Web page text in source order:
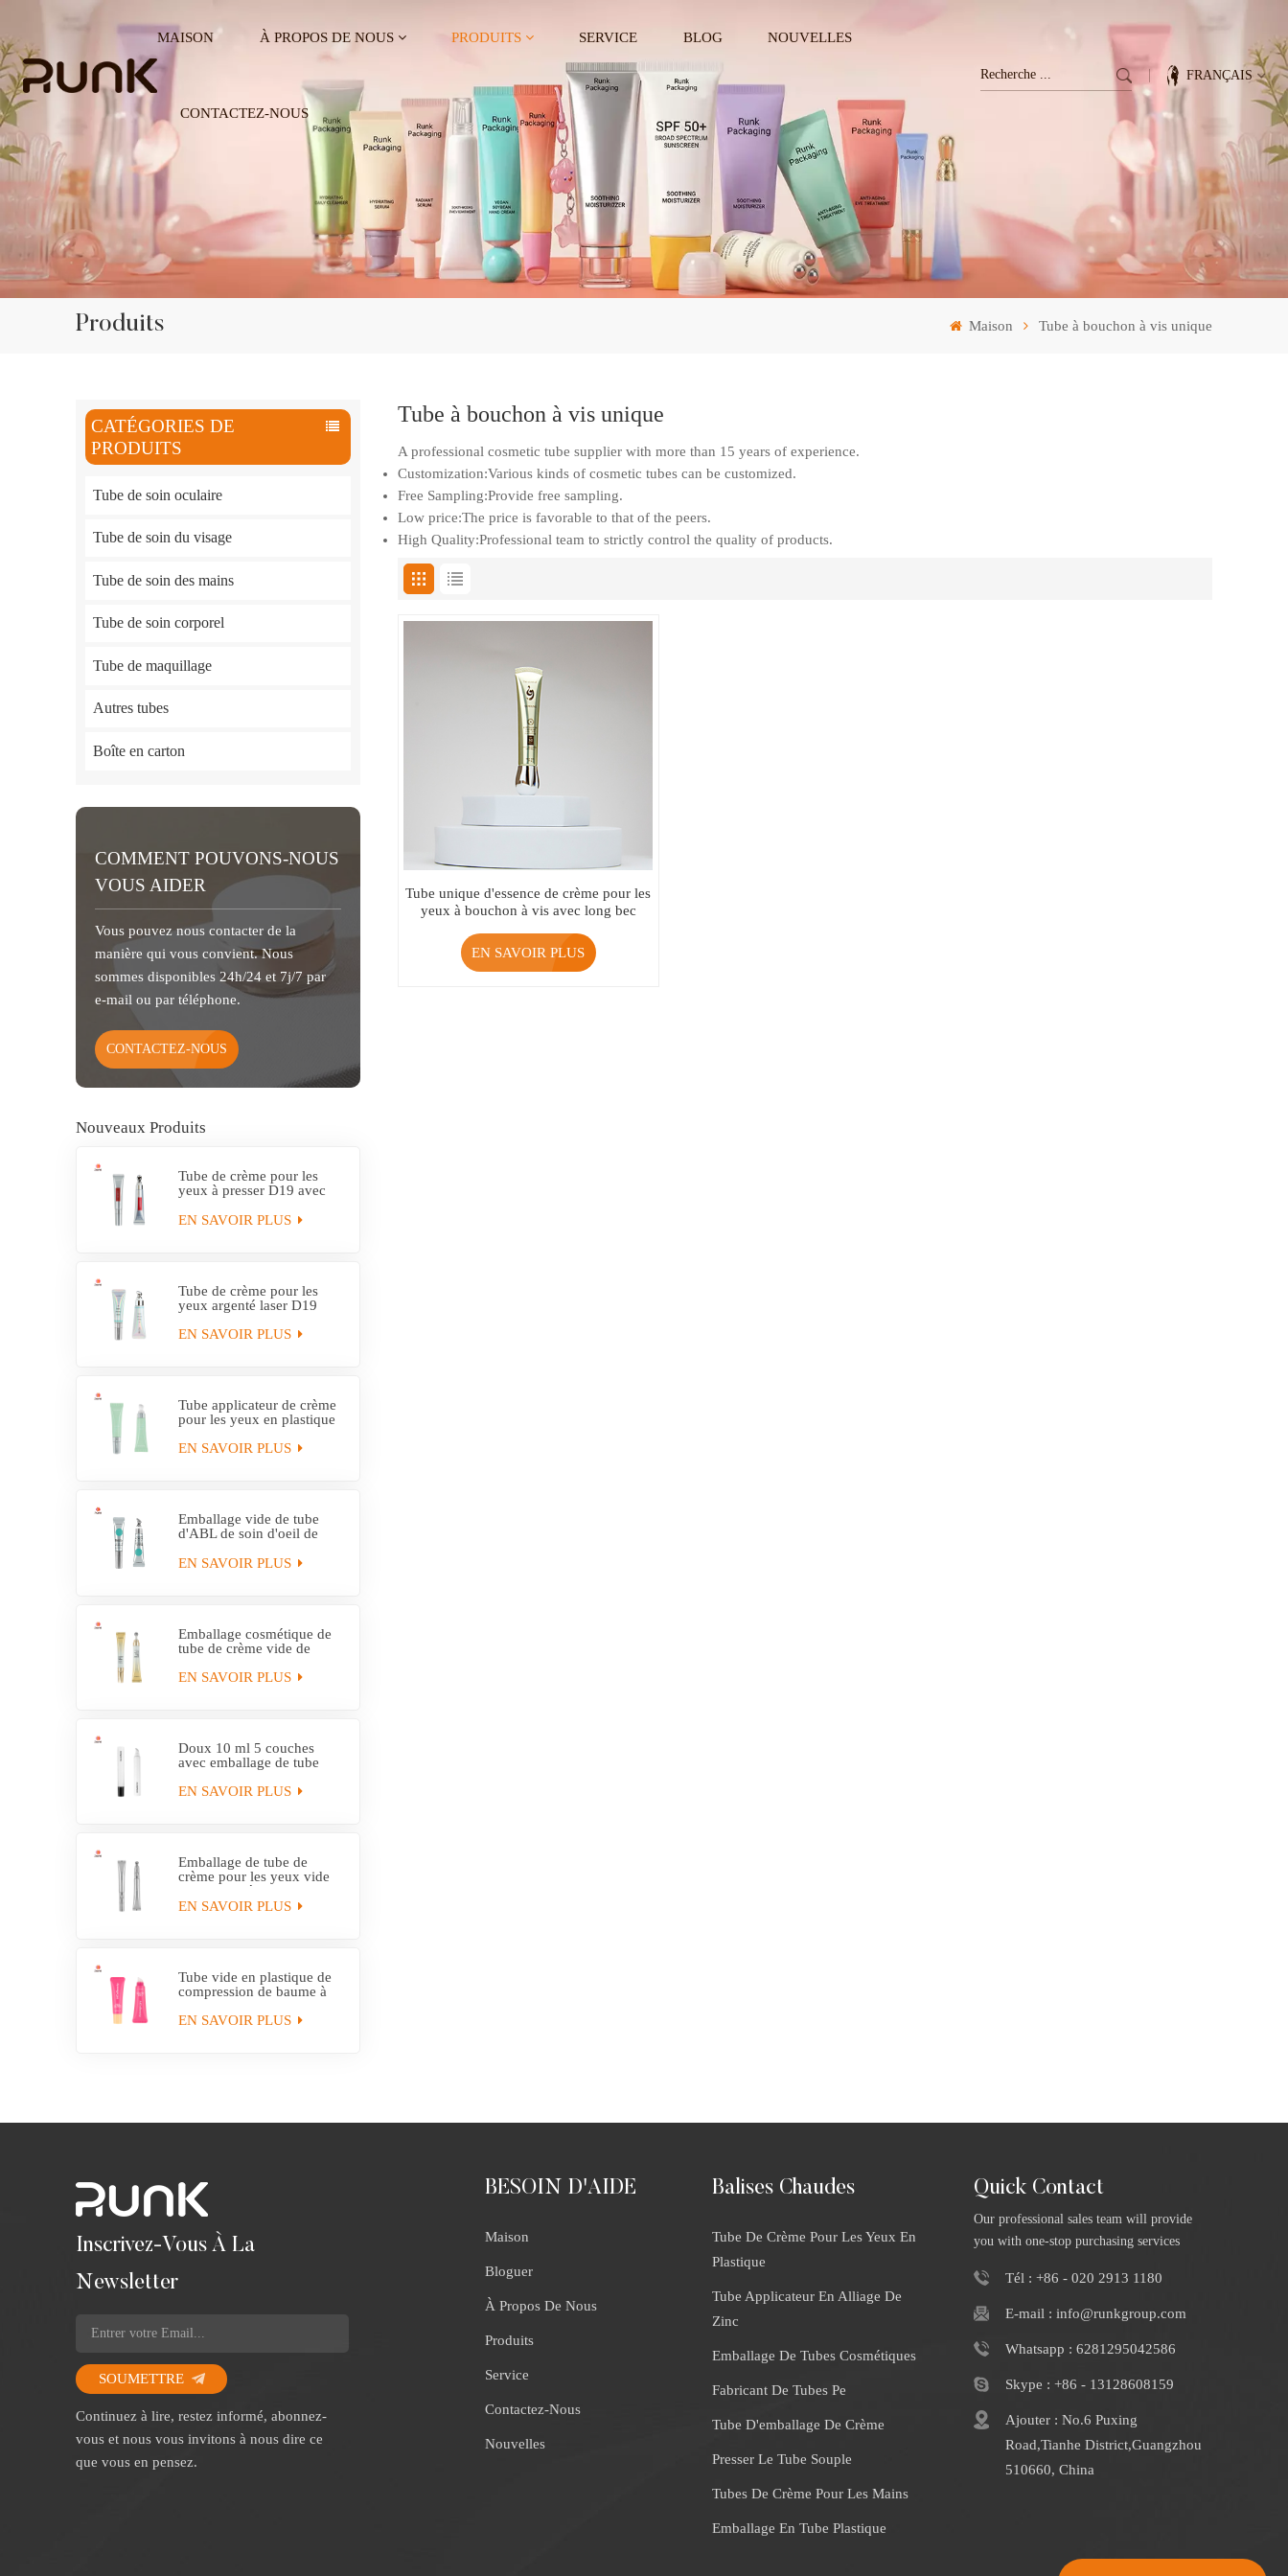
MAISON À PROPOS DE NOUS PRODUITS SERVICE BLOG NOUVELLES
CONTACTEZ-NOUS
FRANÇAIS
English
Deutsch
Italiano
Produits Maison Tube à bouchon à vis unique
CATÉGORIES DE
PRODUITS
Tube de soin oculaire
Tube de soin du visage
Tube de soin des mains
Tube de soin corporel
Tube de maquillage
Autres tubes
Boîte en carton
COMMENT POUVONS-NOUS
VOUS AIDER
Vous pouvez nous contacter de la
manière qui vous convient. Nous
sommes disponibles 24h/24 et 7j/7 par
e-mail ou par téléphone.
CONTACTEZ-NOUS
Nouveaux Produits
Tube de crème pour les
yeux à presser D19 avec
zinc
EN SAVOIR PLUS
Tube de crème pour les
yeux argenté laser D19
de zinc
EN SAVOIR PLUS
Tube applicateur de crème
pour les yeux en plastique
EN SAVOIR PLUS
Emballage vide de tube
d'ABL de soin d'oeil de
de massage
EN SAVOIR PLUS
Emballage cosmétique de
tube de crème vide de
métal
EN SAVOIR PLUS
Doux 10 ml 5 couches
avec emballage de tube
EVOH
EN SAVOIR PLUS
Emballage de tube de
crème pour les yeux vide
personnalisé avec tube
applicateur électrique
EN SAVOIR PLUS
Tube vide en plastique de
compression de baume à
commande avec
EN SAVOIR PLUS
Tube à bouchon à vis unique
A professional cosmetic tube supplier with more than 15 years of experience.
Customization:Various kinds of cosmetic tubes can be customized.
Free Sampling:Provide free sampling.
Low price:The price is favorable to that of the peers.
High Quality:Professional team to strictly control the quality of products.
Tube unique d'essence de crème pour les
yeux à bouchon à vis avec long bec
EN SAVOIR PLUS
Inscrivez-Vous À La
Newsletter
SOUMETTRE
Continuez à lire, restez informé, abonnez-
vous et nous vous invitons à nous dire ce
que vous en pensez.
BESOIN D'AIDE
Maison
Bloguer
À Propos De Nous
Produits
Service
Contactez-Nous
Nouvelles
Balises Chaudes
Tube De Crème Pour Les Yeux En
Plastique
Tube Applicateur En Alliage De
Zinc
Emballage De Tubes Cosmétiques
Fabricant De Tubes Pe
Tube D'emballage De Crème
Presser Le Tube Souple
Tubes De Crème Pour Les Mains
Emballage En Tube Plastique
Quick Contact
Our professional sales team will provide
you with one-stop purchasing services
Tél : +86 - 020 2913 1180
E-mail : info@runkgroup.com
Whatsapp : 6281295042586
Skype : +86 - 13128608159
Ajouter : No.6 Puxing
Road,Tianhe District,Guangzhou
510660, China